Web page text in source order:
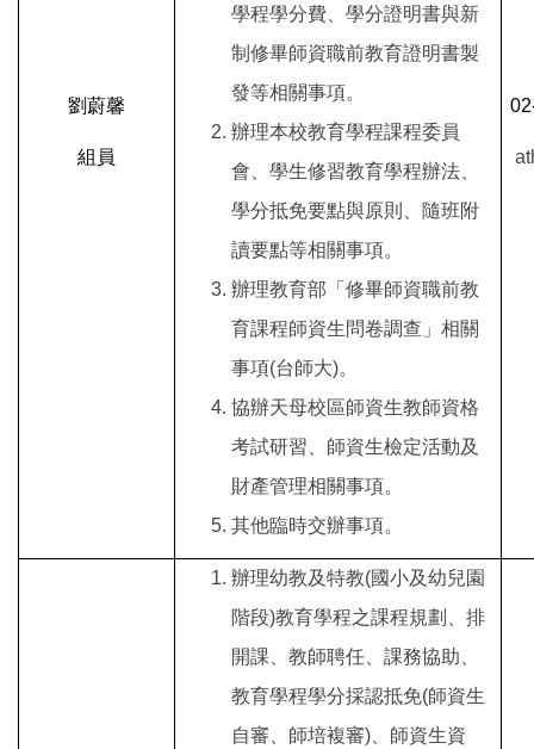
劉蔚馨
組員
學程學分費、學分證明書與新
制修畢師資職前教育證明書製
發等相關事項。
辦理本校教育學程課程委員
會、學生修習教育學程辦法、
學分抵免要點與原則、隨班附
讀要點等相關事項。
辦理教育部「修畢師資職前教
育課程師資生問卷調查」相關
事項(台師大)。
協辦天母校區師資生教師資格
考試研習、師資生檢定活動及
財產管理相關事項。
其他臨時交辦事項。
辦理幼教及特教(國小及幼兒園
階段)教育學程之課程規劃、排
開課、教師聘任、課務協助、
教育學程學分採認抵免(師資生
自審、師培複審)、師資生資